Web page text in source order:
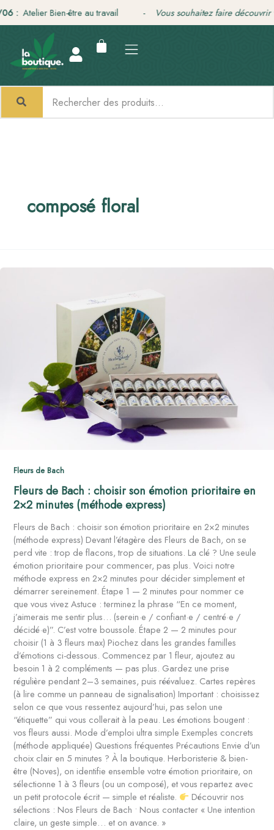
au:Atelier Bien-être au travail - Vous souhaitez faire découvrir
composé floral
Fleurs de Bach
Fleurs de Bach : choisir son émotion prioritaire en
2×2 minutes (méthode express)
Fleurs de Bach : choisir son émotion prioritaire en 2×2 minutes
(méthode express) Devant l’étagère des Fleurs de Bach, on se
perd vite : trop de flacons, trop de situations. La clé ? Une seule
émotion prioritaire pour commencer, pas plus. Voici notre
méthode express en 2×2 minutes pour décider simplement et
démarrer sereinement. Étape 1 — 2 minutes pour nommer ce
que vous vivez Astuce : terminez la phrase “En ce moment,
j’aimerais me sentir plus… (serein·e / confiant·e / centré·e /
décidé·e)”. C’est votre boussole. Étape 2 — 2 minutes pour
choisir (1 à 3 fleurs max) Piochez dans les grandes familles
d’émotions ci-dessous. Commencez par 1 fleur, ajoutez au
besoin 1 à 2 compléments — pas plus. Gardez une prise
régulière pendant 2–3 semaines, puis réévaluez. Cartes repères
(à lire comme un panneau de signalisation) Important : choisissez
selon ce que vous ressentez aujourd’hui, pas selon une
“étiquette” qui vous collerait à la peau. Les émotions bougent :
vos fleurs aussi. Mode d’emploi ultra simple Exemples concrets
(méthode appliquée) Questions fréquentes Précautions Envie d’un
choix clair en 5 minutes ? À la boutique. Herboristerie & bien-
être (Noves), on identifie ensemble votre émotion prioritaire, on
sélectionne 1 à 3 fleurs (ou un composé), et vous repartez avec
un petit protocole écrit — simple et réaliste.
Découvrir nos
sélections : Nos Fleurs de Bach • Nous contacter « Une intention
claire, un geste simple… et on avance. »
prioritaire
minutes
(méthode